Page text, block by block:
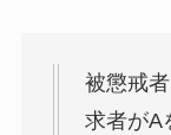
被懲戒
求者がA